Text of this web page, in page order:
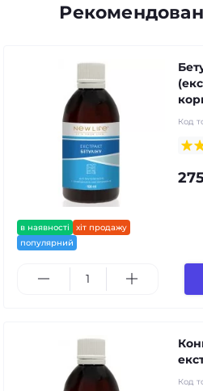
в наявності
хіт продажу
популярний
Код
Код